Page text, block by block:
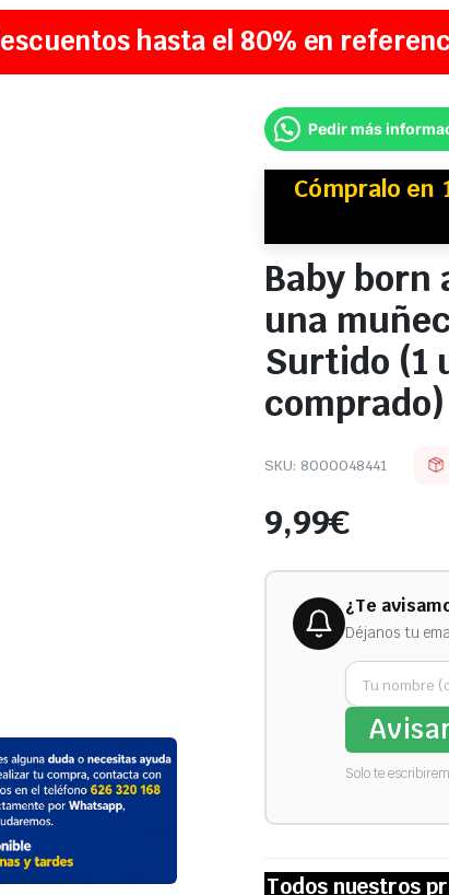
hasta el 80% en
Pedir más
Cómpralo en
Baby born
una
Surtido (1
comprado)
SKU: 8000048441
9,99€
¿Te
Déjanos tu
Solo te